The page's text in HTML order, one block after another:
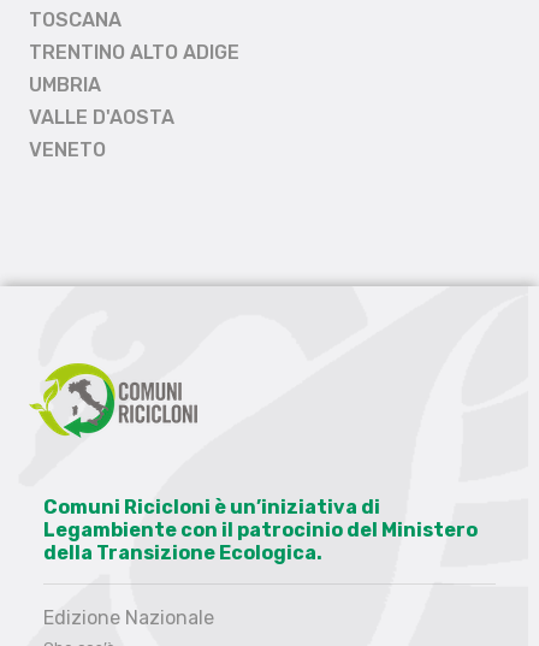
TOSCANA
TRENTINO ALTO ADIGE
UMBRIA
VALLE D'AOSTA
VENETO
Comuni Ricicloni è un’iniziativa di
Legambiente con il patrocinio del Ministero
della Transizione Ecologica.
Edizione Nazionale